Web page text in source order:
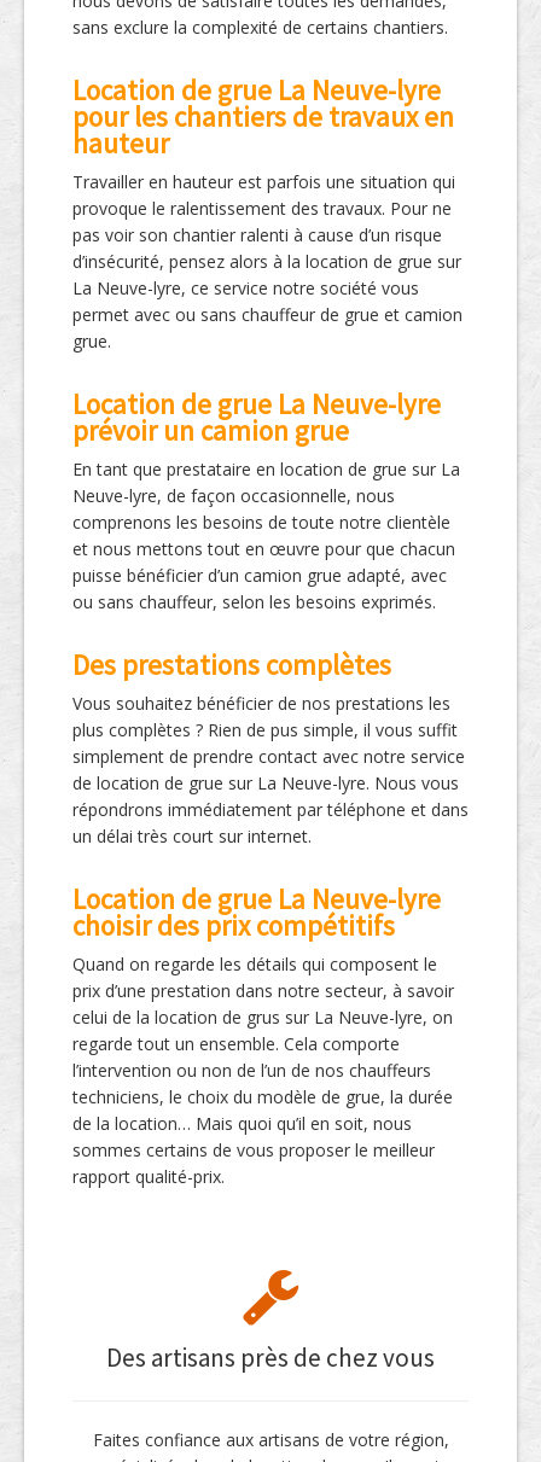
sans exclure la complexité de certains chantiers.
Location de grue La Neuve-lyre
pour les chantiers de travaux en
hauteur
Travailler en hauteur est parfois une situation qui
provoque le ralentissement des travaux. Pour ne
pas voir son chantier ralenti à cause d’un risque
d’insécurité, pensez alors à la location de grue sur
La Neuve-lyre, ce service notre société vous
permet avec ou sans chauffeur de grue et camion
grue.
Location de grue La Neuve-lyre
prévoir un camion grue
En tant que prestataire en location de grue sur La
Neuve-lyre, de façon occasionnelle, nous
comprenons les besoins de toute notre clientèle
et nous mettons tout en œuvre pour que chacun
puisse bénéficier d’un camion grue adapté, avec
ou sans chauffeur, selon les besoins exprimés.
Des prestations complètes
Vous souhaitez bénéficier de nos prestations les
plus complètes ? Rien de pus simple, il vous suffit
simplement de prendre contact avec notre service
de location de grue sur La Neuve-lyre. Nous vous
répondrons immédiatement par téléphone et dans
un délai très court sur internet.
Location de grue La Neuve-lyre
choisir des prix compétitifs
Quand on regarde les détails qui composent le
prix d’une prestation dans notre secteur, à savoir
celui de la location de grus sur La Neuve-lyre, on
regarde tout un ensemble. Cela comporte
l’intervention ou non de l’un de nos chauffeurs
techniciens, le choix du modèle de grue, la durée
de la location… Mais quoi qu’il en soit, nous
sommes certains de vous proposer le meilleur
rapport qualité-prix.
Des artisans près de chez vous
Faites confiance aux artisans de votre région,